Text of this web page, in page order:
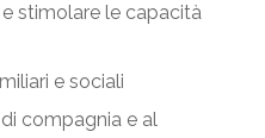
e stimolare le capacità
e sociali
compagnia e al